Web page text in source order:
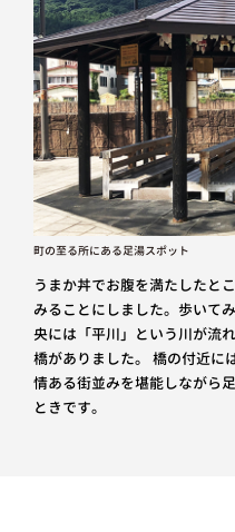
町の至る所にある足湯スポット
うまか丼でお腹を満たしたと
みることにしました。歩いて
央には「平川」という川が流
橋がありました。 橋の付近に
情ある街並みを堪能しながら
ときです。